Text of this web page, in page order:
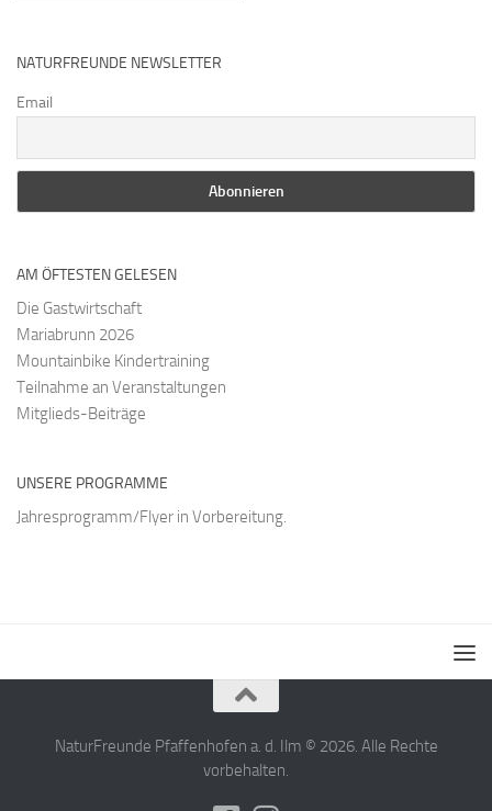
NATURFREUNDE NEWSLETTER
Email
AM ÖFTESTEN GELESEN
Die Gastwirtschaft
Mariabrunn 2026
Mountainbike Kindertraining
Teilnahme an Veranstaltungen
Mitglieds-Beiträge
UNSERE PROGRAMME
Jahresprogramm/Flyer in Vorbereitung.
NaturFreunde Pfaffenhofen a. d. Ilm © 2026. Alle Rechte
vorbehalten.